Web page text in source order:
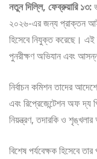
নতুন দিল্লি, ফেব্রুয়ারি ১৩:
২০২৬-এর জন্য প্রাক্তন
হিসেবে নিযুক্ত করেছে। এই
পুনরীক্ষণ অভিযান এবং আসন্ন
নির্বাচন কমিশন তাদের
এবং রিপ্রেজেন্টেশন অফ দ্য
নিয়ন্ত্রণ, তদারকি ও
বিশেষ পর্যবেক্ষক হিসেবে